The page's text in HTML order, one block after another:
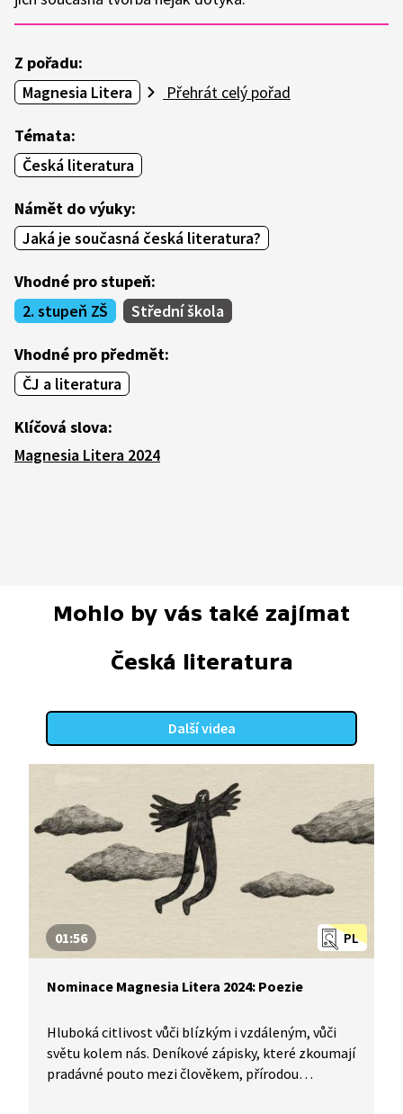
Z pořadu:
Magnesia Litera
Přehrát celý pořad
Témata:
Česká literatura
Námět do výuky:
Jaká je současná česká literatura?
Vhodné pro stupeň:
2. stupeň ZŠ
Střední škola
Vhodné pro předmět:
ČJ a literatura
Klíčová slova:
Magnesia Litera 2024
Mohlo by vás také zajímat
Česká literatura
Další videa
PL
01:56
Nominace Magnesia Litera 2024: Poezie
Hluboká citlivost vůči blízkým i vzdáleným, vůči
světu kolem nás. Deníkové zápisky, které zkoumají
pradávné pouto mezi člověkem, přírodou